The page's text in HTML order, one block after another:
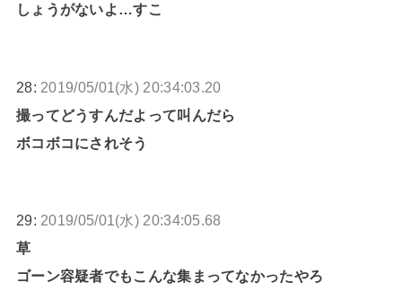
しょうがないよ…すこ
28: 2019/05/01(水) 20:34:03.20
撮ってどうすんだよって叫んだら
ボコボコにされそう
29: 2019/05/01(水) 20:34:05.68
草
ゴーン容疑者でもこんな集まってなかったやろ